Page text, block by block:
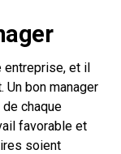
entreprise, et il
bon manager
chaque
favorable et
soient